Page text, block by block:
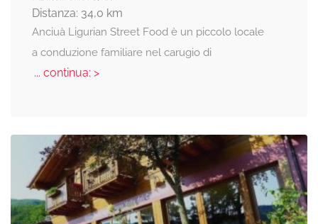
Distanza: 34,0 km
Anciuà Ligurian Street Food è un piccolo locale
a conduzione familiare nel carugio di
... continua: >